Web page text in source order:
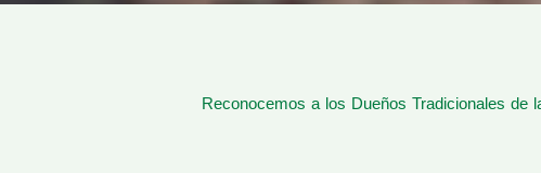
Reconocemos a los Dueños Tradicionales de